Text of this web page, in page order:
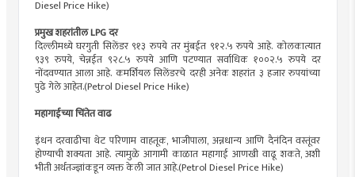
Diesel Price Hike)
प्रमुख शहरांतील LPG दर
दिल्लीमध्ये घरगुती सिलेंडर ९१३ रुपये तर मुंबईत ९१२.५ रुपये आहे. कोलकात्यात
९३९ रुपये, चेन्नईत ९२८.५ रुपये आणि पटण्यात सर्वाधिक १००२.५ रुपये दर
नोंदवण्यात आला आहे. कमर्शियल सिलेंडरचे दरही अनेक शहरांत ३ हजार रुपयांच्या
पुढे गेले आहेत.(Petrol Diesel Price Hike)
महागाईच्या चिंतेत वाढ
इंधन दरवाढीचा थेट परिणाम वाहतूक, भाजीपाला, अन्नधान्य आणि दैनंदिन वस्तूंवर
होण्याची शक्यता आहे. त्यामुळे आगामी काळात महागाई आणखी वाढू शकते, अशी
भीती अर्थतज्ज्ञांकडून व्यक्त केली जात आहे.(Petrol Diesel Price Hike)